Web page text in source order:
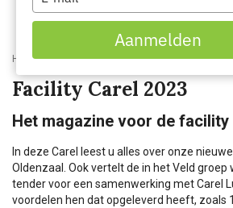
Home Kenniscentrum Facility Carel 2023
Facility Carel 2023
Het magazine voor de
In deze Carel leest u alles over onze
Oldenzaal. Ook vertelt de in het Veld groep
tender voor een samenwerking met Carel
voordelen hen dat opgeleverd heeft, zoals
your
email
Aanmelden